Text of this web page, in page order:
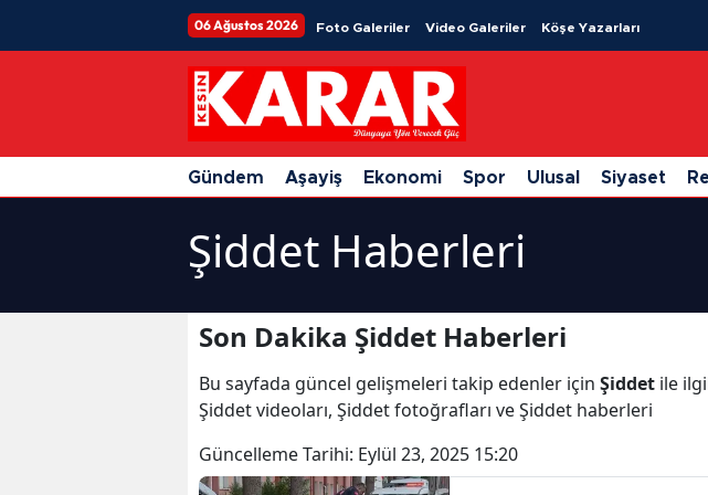
06 Ağustos 2026 Foto Galeriler Video Galeriler Köşe Yazarları
Gündem Aşayiş Ekonomi Spor Ulusal Siyaset
Şiddet Haberleri
Son Dakika Şiddet Haberleri
Bu sayfada güncel gelişmeleri takip edenler için Şiddet ile
Şiddet videoları, Şiddet fotoğrafları ve Şiddet haberleri
Güncelleme Tarihi: Eylül 23, 2025 15:20